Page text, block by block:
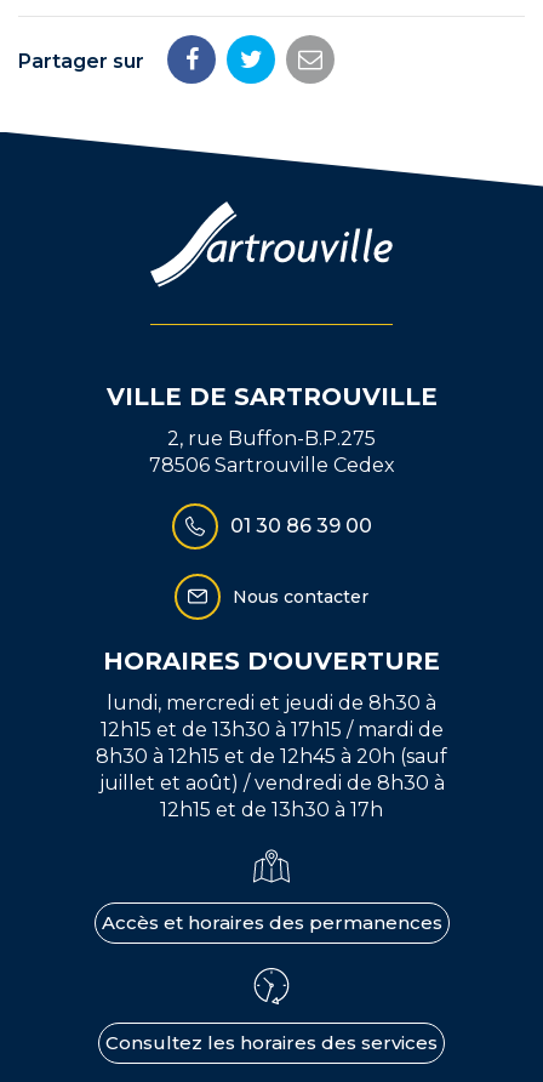
Partager sur
PartagerPartagerPartager
VILLE DE SARTROUVILLE
2, rue Buffon-B.P.275
78506 Sartrouville Cedex
01 30 86 39 00
Nous contacter
HORAIRES D'OUVERTURE
lundi, mercredi et jeudi de 8h30 à
12h15 et de 13h30 à 17h15 / mardi de
8h30 à 12h15 et de 12h45 à 20h (sauf
juillet et août) / vendredi de 8h30 à
12h15 et de 13h30 à 17h
Accès et horaires des permanences
Consultez les horaires des services